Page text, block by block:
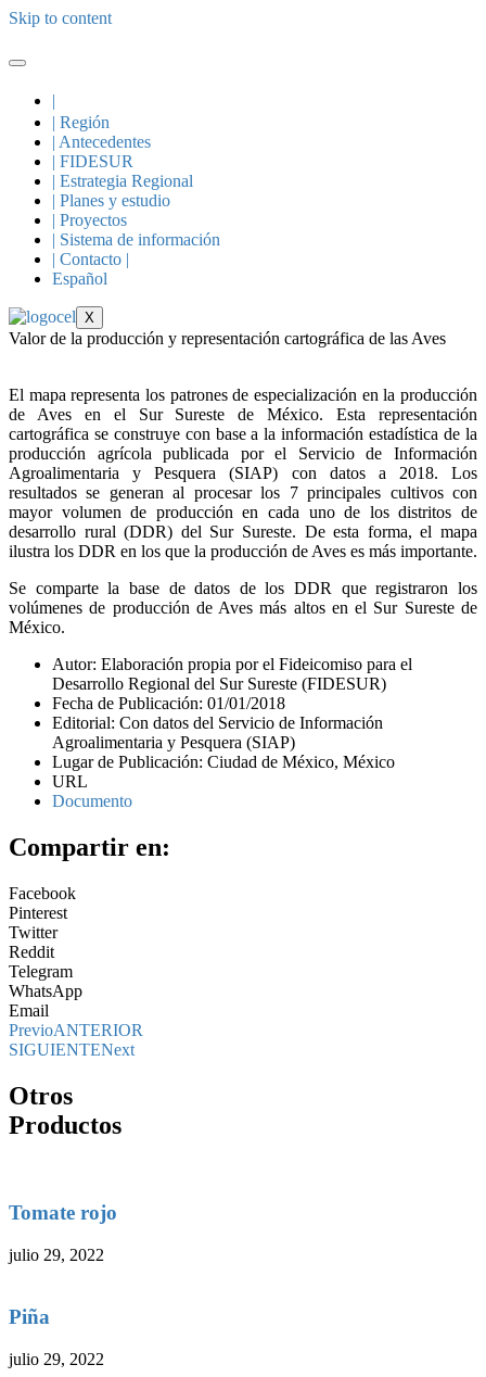
Skip to content
|
| Región
| Antecedentes
| FIDESUR
| Estrategia Regional
| Planes y estudio
| Proyectos
| Sistema de información
| Contacto |
Español
X
Valor de la producción y representación cartográfica de las Aves
El mapa representa los patrones de especialización en la producción
de Aves en el Sur Sureste de México. Esta representación
cartográfica se construye con base a la información estadística de la
producción agrícola publicada por el Servicio de Información
Agroalimentaria y Pesquera (SIAP) con datos a 2018. Los
resultados se generan al procesar los 7 principales cultivos con
mayor volumen de producción en cada uno de los distritos de
desarrollo rural (DDR) del Sur Sureste. De esta forma, el mapa
ilustra los DDR en los que la producción de Aves es más importante.
Se comparte la base de datos de los DDR que registraron los
volúmenes de producción de Aves más altos en el Sur Sureste de
México.
Autor: Elaboración propia por el Fideicomiso para el
Desarrollo Regional del Sur Sureste (FIDESUR)
Fecha de Publicación: 01/01/2018
Editorial: Con datos del Servicio de Información
Agroalimentaria y Pesquera (SIAP)
Lugar de Publicación: Ciudad de México, México
URL
Documento
Compartir en:
Facebook
Pinterest
Twitter
Reddit
Telegram
WhatsApp
Email
PrevioANTERIOR
SIGUIENTENext
Otros
Productos
Tomate rojo
julio 29, 2022
Piña
julio 29, 2022